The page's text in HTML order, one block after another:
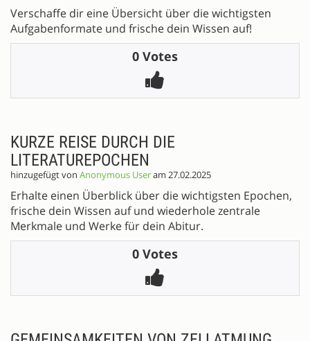
Verschaffe dir eine Übersicht über die wichtigsten
Aufgabenformate und frische dein Wissen auf!
0 Votes
KURZE REISE DURCH DIE
LITERATUREPOCHEN
hinzugefügt von Anonymous Useram 27.02.2025
Erhalte einen Überblick über die wichtigsten Epochen,
frische dein Wissen auf und wiederhole zentrale
Merkmale und Werke für dein Abitur.
0 Votes